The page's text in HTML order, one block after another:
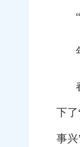
下
事